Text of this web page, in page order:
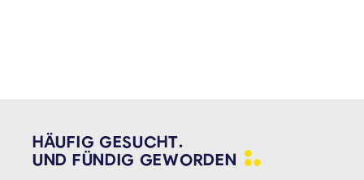
HÄUFIG GESUCHT.
UND FÜNDIG GEWORDEN